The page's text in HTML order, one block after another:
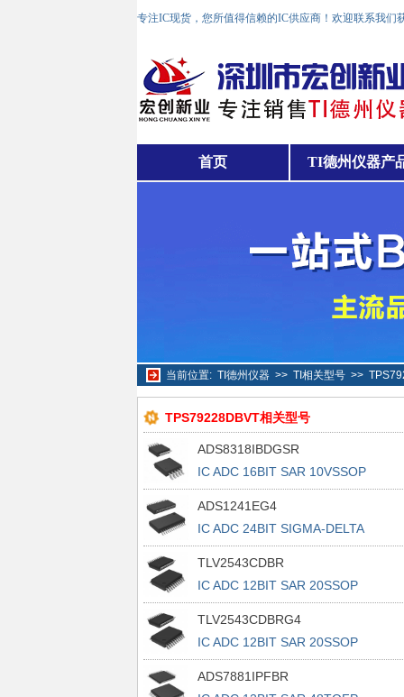
专注IC现货，您所值得信赖的IC供应商！欢迎联系我们
首页 TI德州仪器产
当前位置: TI德州仪器>> TI相关型号>>
TPS79228DBVT相关型号
ADS8318IBDGSR
IC ADC 16BIT SAR 10VSSOP
ADS1241EG4
IC ADC 24BIT SIGMA-DELTA
28SSOP
TLV2543CDBR
IC ADC 12BIT SAR 20SSOP
TLV2543CDBRG4
IC ADC 12BIT SAR 20SSOP
ADS7881IPFBR